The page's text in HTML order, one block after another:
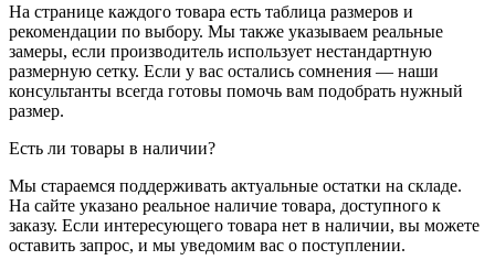
На странице каждого товара есть таблица размеров и
рекомендации по выбору. Мы также указываем реальные
замеры, если производитель использует нестандартную
размерную сетку. Если у вас остались сомнения — наши
консультанты всегда готовы помочь вам подобрать нужный
размер.
Есть ли товары в наличии?
Мы стараемся поддерживать актуальные остатки на складе.
На сайте указано реальное наличие товара, доступного к
заказу. Если интересующего товара нет в наличии, вы можете
оставить запрос, и мы уведомим вас о поступлении.